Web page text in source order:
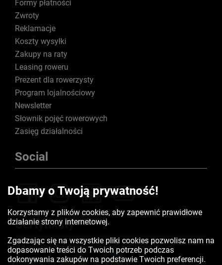
Formy płatności
Zwroty
Reklamacje
Koszty wysyłki
Zakupy na raty
Leasing roweru
Prezent dla rowerzysty
Program lojalnościowy
Newsletter
Słownik pojęć rowerowych
Zasięg działalności
Social
Certyfikaty
Dbamy o Twoją prywatność!
Korzystamy z plików cookies, aby zapewnić prawidłowe
działanie strony internetowej.
Zgadzając się na wszystkie pliki cookies pozwolisz nam na
dopasowanie treści do Twoich potrzeb podczas
dokonywania zakupów na podstawie Twoich preferencji.